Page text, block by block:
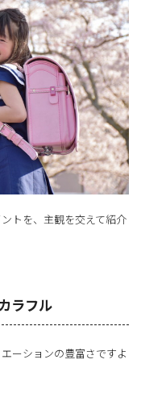
トを、主観を交えて紹介
ラフル
ーションの豊富さですよ